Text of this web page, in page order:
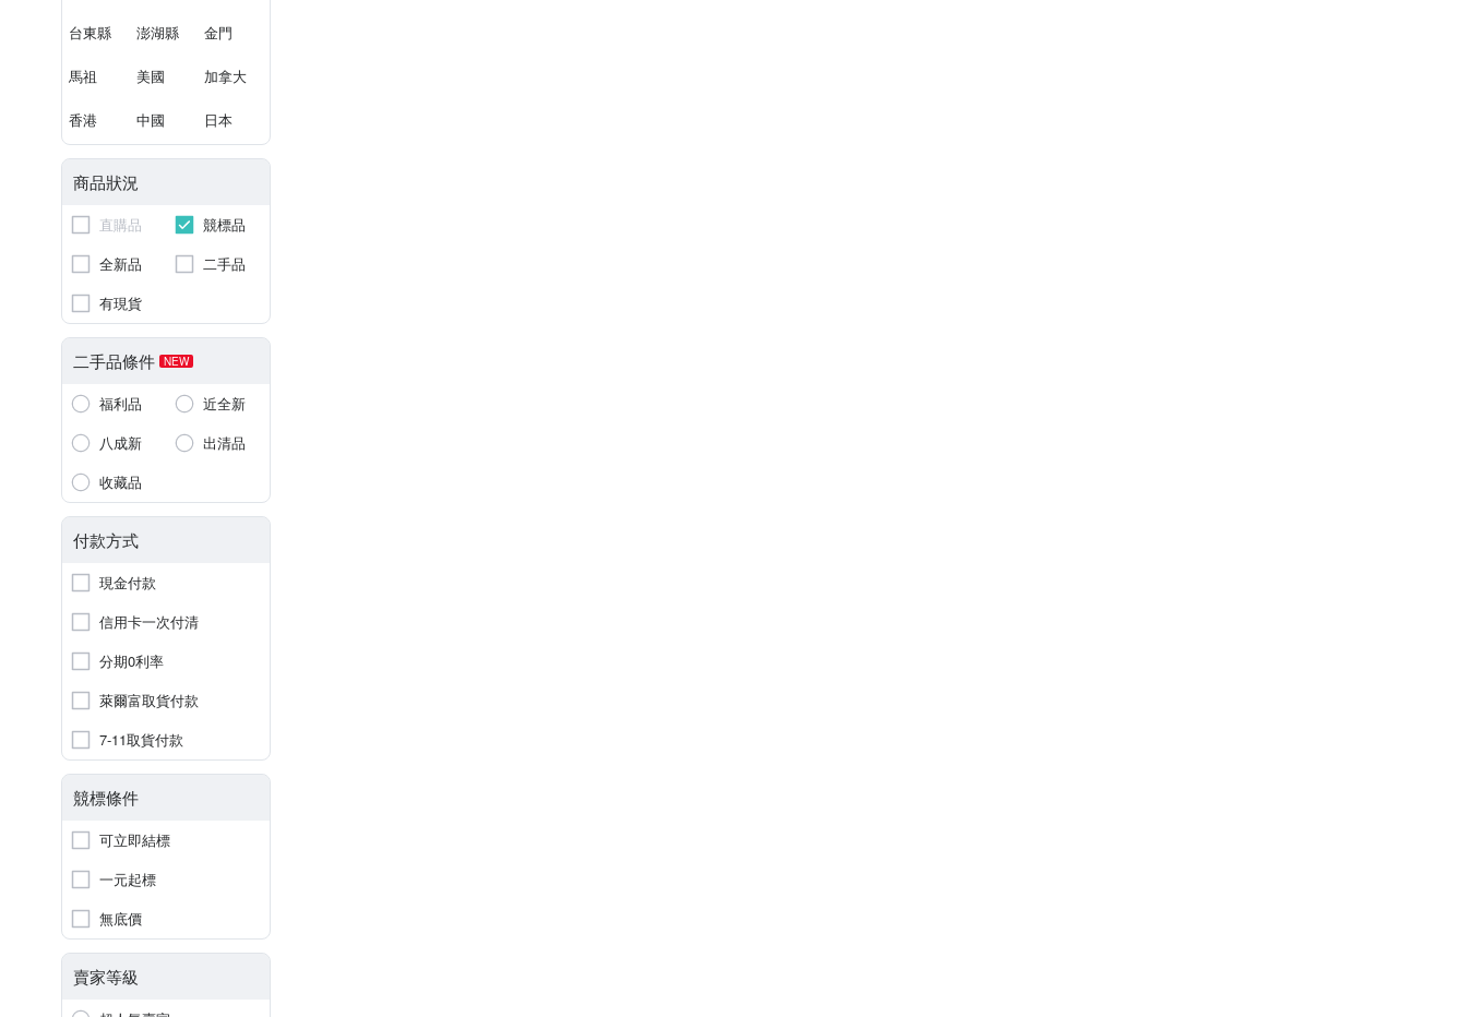
台東縣 澎湖縣 金門
馬祖 美國 加拿大
香港 中國 日本
商品狀況
直購品
競標品
全新品
二手品
有現貨
二手品條件 NEW
福利品
近全新
八成新
出清品
收藏品
付款方式
現金付款
信用卡一次付清
分期0利率
萊爾富取貨付款
7-11取貨付款
競標條件
可立即結標
一元起標
無底價
賣家等級